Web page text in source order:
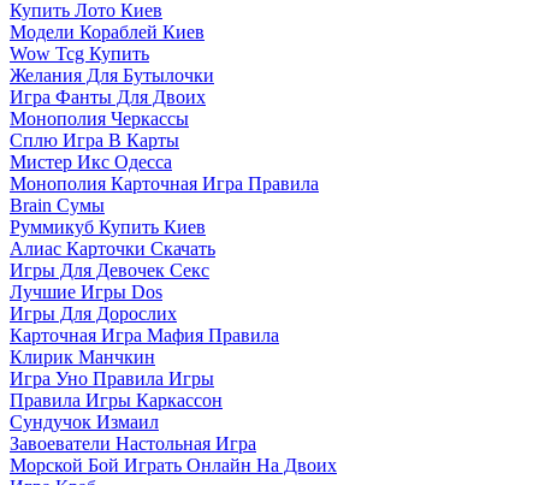
Купить Лото Киев
Модели Кораблей Киев
Wow Tcg Купить
Желания Для Бутылочки
Игра Фанты Для Двоих
Монополия Черкассы
Сплю Игра В Карты
Мистер Икс Одесса
Монополия Карточная Игра Правила
Brain Сумы
Руммикуб Купить Киев
Алиас Карточки Скачать
Игры Для Девочек Секс
Лучшие Игры Dos
Игры Для Дорослих
Карточная Игра Мафия Правила
Клирик Манчкин
Игра Уно Правила Игры
Правила Игры Каркассон
Сундучок Измаил
Завоеватели Настольная Игра
Морской Бой Играть Онлайн На Двоих